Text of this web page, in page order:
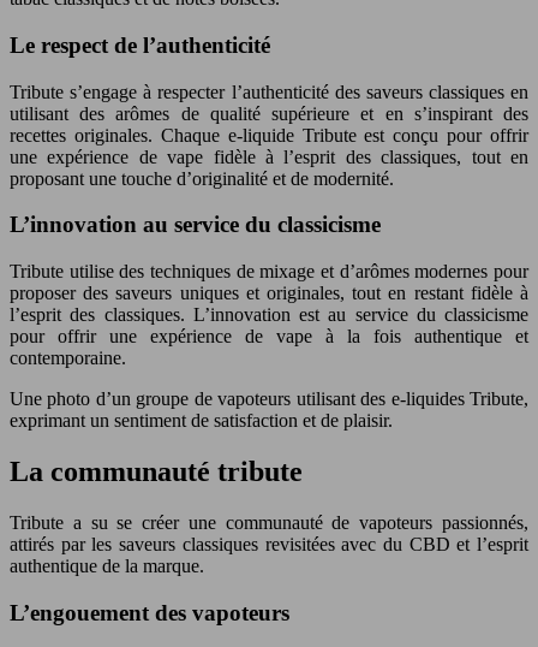
Le respect de l’authenticité
Tribute s’engage à respecter l’authenticité des saveurs classiques en
utilisant des arômes de qualité supérieure et en s’inspirant des
recettes originales. Chaque e-liquide Tribute est conçu pour offrir
une expérience de vape fidèle à l’esprit des classiques, tout en
proposant une touche d’originalité et de modernité.
L’innovation au service du classicisme
Tribute utilise des techniques de mixage et d’arômes modernes pour
proposer des saveurs uniques et originales, tout en restant fidèle à
l’esprit des classiques. L’innovation est au service du classicisme
pour offrir une expérience de vape à la fois authentique et
contemporaine.
Une photo d’un groupe de vapoteurs utilisant des e-liquides Tribute,
exprimant un sentiment de satisfaction et de plaisir.
La communauté tribute
Tribute a su se créer une communauté de vapoteurs passionnés,
attirés par les saveurs classiques revisitées avec du CBD et l’esprit
authentique de la marque.
L’engouement des vapoteurs